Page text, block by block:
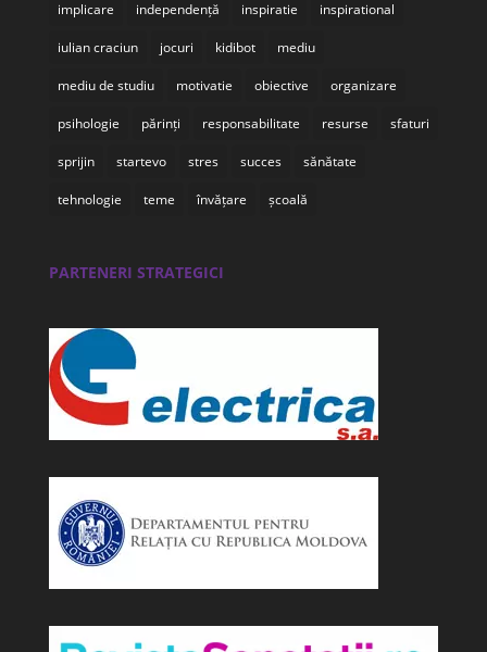
implicare independență inspiratie inspirational
iulian craciun jocuri kidibot mediu
mediu de studiu motivatie obiective organizare
psihologie părinți responsabilitate resurse sfaturi
sprijin startevo stres succes sănătate
tehnologie teme învățare școală
PARTENERI STRATEGICI